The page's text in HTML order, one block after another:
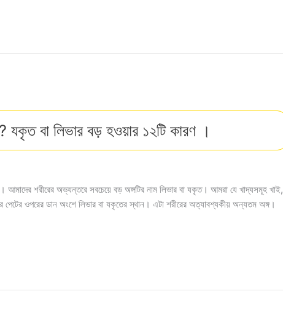
যকৃত বা লিভার বড় হওয়ার ১২টি কারণ ।
শরীরের অভ্যন্তরে সবচেয়ে বড় অঙ্গটির নাম লিভার বা যকৃত। আমরা যে খাদ্যসমূহ খাই,
ওপরের ডান অংশে লিভার বা যকৃতের স্থান। এটা শরীরের অত্যাবশ্যকীয় অন্যতম অঙ্গ।